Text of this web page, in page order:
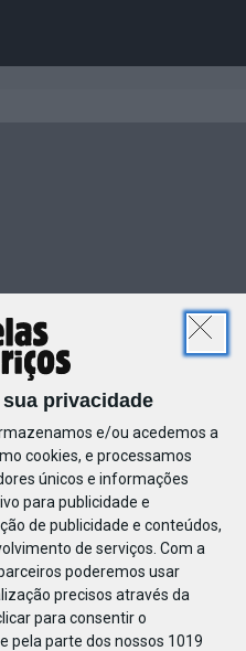
privacidade
e/ou acedemos a
cookies, e processamos
únicos e informações
para publicidade e
de publicidade e conteúdos,
de serviços. Com a
poderemos usar
precisos através da
para consentir o
pela parte dos nossos 1019